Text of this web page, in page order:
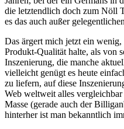
die letztendlich doch zum Nöll
es das auch außer
Das ärgert mich jetzt ein
Produkt-Qualität halte, als von
Inszenierung, die manche
vielleicht genügt es heute
zu liefern, auf diese
Web weltweit alles
Masse (gerade auch der
hinterher ist man bekanntlich